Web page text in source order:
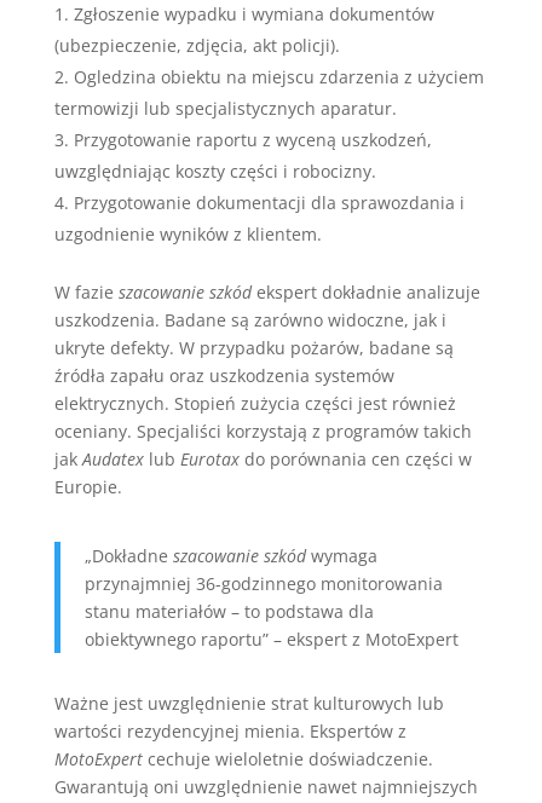
Zgłoszenie wypadku i wymiana dokumentów
(ubezpieczenie, zdjęcia, akt policji).
Ogledzina obiektu na miejscu zdarzenia z użyciem
termowizji lub specjalistycznych aparatur.
Przygotowanie raportu z wyceną uszkodzeń,
uwzględniając koszty części i robocizny.
Przygotowanie dokumentacji dla sprawozdania i
uzgodnienie wyników z klientem.
W fazie szacowanie szkódekspert dokładnie analizuje
uszkodzenia. Badane są zarówno widoczne, jak i
ukryte defekty. W przypadku pożarów, badane są
źródła zapału oraz uszkodzenia systemów
elektrycznych. Stopień zużycia części jest również
oceniany. Specjaliści korzystają z programów takich
jakAudatexlub Eurotaxdo porównania cen części w
Europie.
„Dokładne szacowanie szkódwymaga
przynajmniej 36-godzinnego monitorowania
stanu materiałów – to podstawa dla
obiektywnego raportu” – ekspert z MotoExpert
Ważne jest uwzględnienie strat kulturowych lub
wartości rezydencyjnej mienia. Ekspertów z
MotoExpertcechuje wieloletnie doświadczenie.
Gwarantują oni uwzględnienie nawet najmniejszych